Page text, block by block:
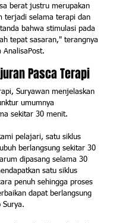
berat justru merupakan
terjadi selama terapi dan
bahwa stimulasi pada
tepat sasaran," terangnya
AnalisaPost.
Pasca Terapi
Suryawan menjelaskan
umumnya
sekitar 30 menit.
pelajari, satu siklus
berlangsung sekitar 30
dipasang selama 30
satu siklus
penuh sehingga proses
dapat berlangsung
Surya.